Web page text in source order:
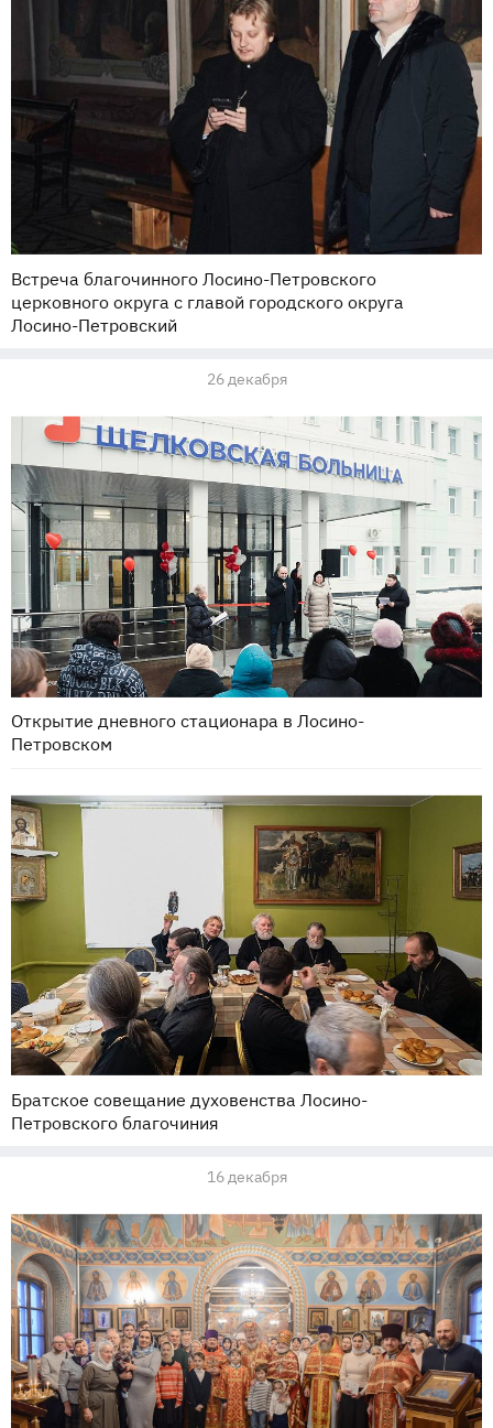
Встреча благочинного Лосино-Петровского
церковного округа с главой городского округа
Лосино-Петровский
26 декабря
Открытие дневного стационара в Лосино-
Петровском
Братское совещание духовенства Лосино-
Петровского благочиния
16 декабря